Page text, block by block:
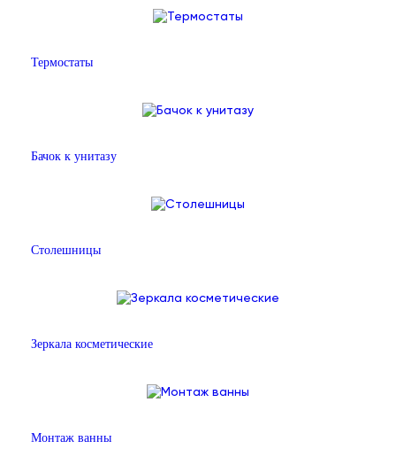
Термостаты
Бачок к унитазу
Столешницы
Зеркала косметические
Монтаж ванны